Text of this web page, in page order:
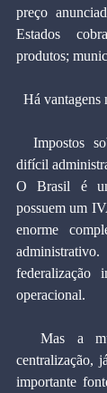
preço
Estados
produtos;
Há
  Impostos sobre valor agregado são de
difícil
O Brasil é
possuem um
enorme
federalização
operacional.
centralização,
importante